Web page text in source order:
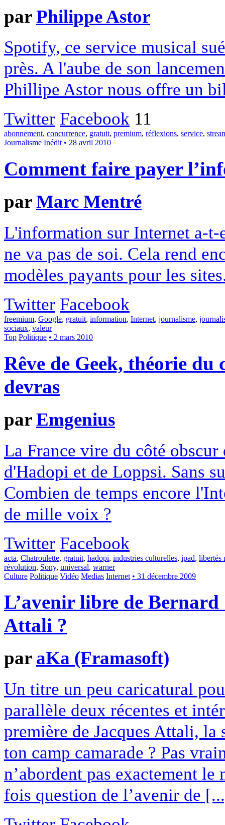
parPhilippe Astor
Spotify, ce service musical
près. A l'aube de son
Phillipe Astor nous offre un
Twitter Facebook 11
abonnement, concurrence, gratuit, premium, réflexions, service,
Journalisme Inédit • 28 avril 2010
Comment faire payer
parMarc Mentré
L'information sur Internet a-t-
ne va pas de soi. Cela rend
modèles payants pour les
Twitter Facebook
freemium, Google, gratuit, information, Internet, journalisme,
sociaux, valeur
Top Politique • 2 mars 2010
Rêve de Geek, théorie
devras
parEmgenius
La France vire du côté
d'Hadopi et de Loppsi. Sans
Combien de temps encore
de mille voix ?
Twitter Facebook
acta, Chatroulette, gratuit, hadopi, industries culturelles, ipad, libertés
révolution, Sony, universal, warner
Culture Politique Vidéo Medias Internet • 31 décembre 2009
L’avenir libre de
Attali ?
par aKa (Framasoft)
Un titre un peu caricatural
parallèle deux récentes et
première de Jacques Attali, la
ton camp camarade ? Pas
n’abordent pas exactement
fois question de l’avenir de